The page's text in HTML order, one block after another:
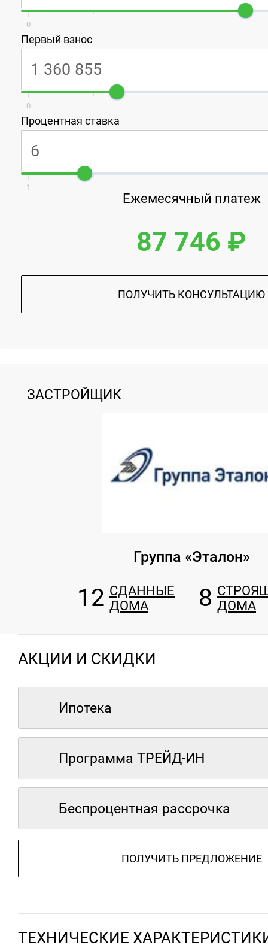
0
Первый взнос
0
Процентная ставка
1
Ежемесячный платеж
87 746 ₽
ПОЛУЧИТЬ КОНСУЛЬТАЦИЮ
ЗАСТРОЙЩИК
Группа «Эталон»
12 СДАННЫЕ
ДОМА
8 ДОМА
АКЦИИ И СКИДКИ
Ипотека
Программа ТРЕЙД-ИН
Беспроцентная рассрочка
ПОЛУЧИТЬ ПРЕДЛОЖЕНИЕ
ТЕХНИЧЕСКИЕ